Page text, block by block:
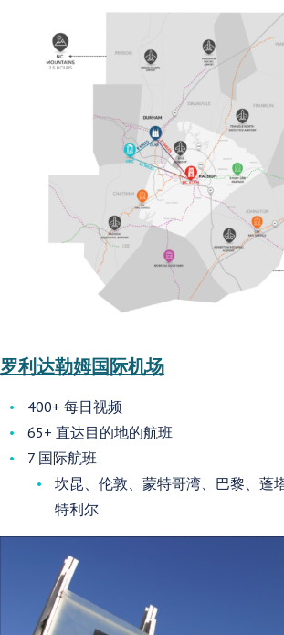
罗利达勒姆国际机场
400+ 每日视频
65+ 直达目的地的航班
7 国际航班
坎昆、伦敦、蒙特哥湾、巴黎、蓬
特利尔